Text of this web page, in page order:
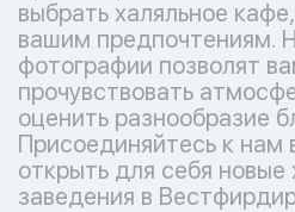
выбрать халяльное
вашим предпочтениям.
фотографии позволят
прочувствовать
оценить разнообразие
Присоединяйтесь к нам
открыть для себя новые
заведения в